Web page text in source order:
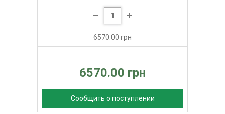
6570.00 грн
6570.00 грн
Сообщить о поступлении